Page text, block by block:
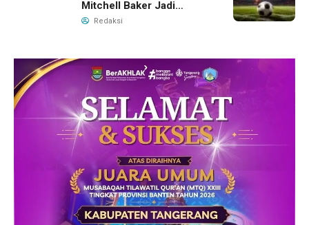
Mitchell Baker Jadi
Sorotan di Piala AFF 2026
Redaksi